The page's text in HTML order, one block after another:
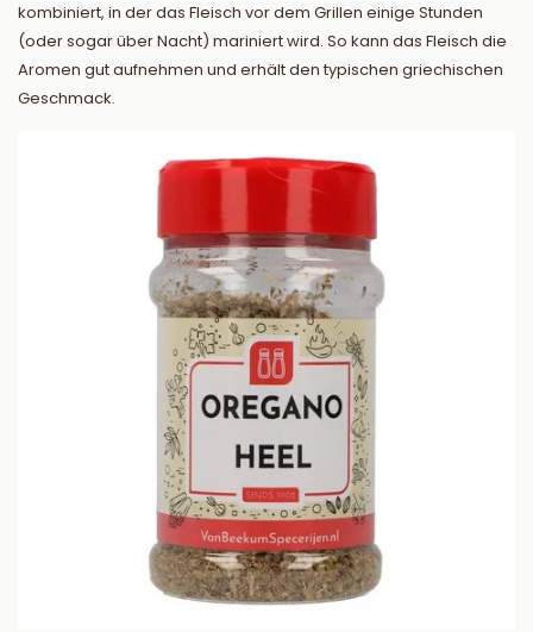
kombiniert, in der das Fleisch vor dem Grillen einige Stunden
(oder sogar über Nacht) mariniert wird. So kann das Fleisch die
Aromen gut aufnehmen und erhält den typischen griechischen
Geschmack.